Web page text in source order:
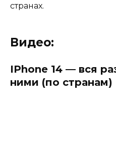
странах.
Видео:
IPhone 14 — вся
ними (по странам)